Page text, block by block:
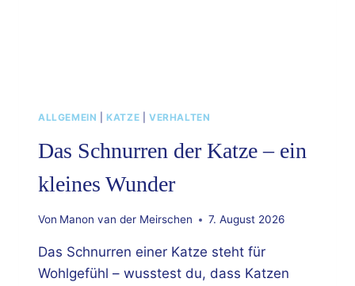
ALLGEMEIN |KATZE VERHALTEN
Das Schnurren der Katze – ein
kleines Wunder
Von Manon van der Meirschen 7. August 2026
Das Schnurren einer Katze steht für
Wohlgefühl – wusstest du, dass Katzen